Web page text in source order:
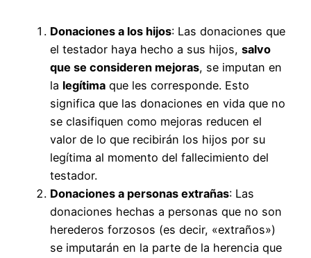
Donaciones a los hijos: Las donaciones que
el testador haya hecho a sus hijos, salvo
que se consideren mejoras, se imputan en
la legítima que les corresponde. Esto
significa que las donaciones en vida que no
se clasifiquen como mejoras reducen el
valor de lo que recibirán los hijos por su
legítima al momento del fallecimiento del
testador.
Donaciones a personas extrañas: Las
donaciones hechas a personas que no son
herederos forzosos (es decir, «extraños»)
se imputarán en la parte de la herencia que